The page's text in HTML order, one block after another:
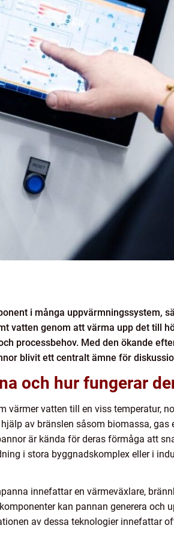
i många uppvärmningssystem,
vatten genom att värma upp det till
processbehov. Med den ökande
blivit ett centralt ämne för
och hur fungerar
värmer vatten till en viss temperatur,
av bränslen såsom biomassa,
är kända för deras förmåga att
i stora byggnadskomplex eller i
innefattar en värmeväxlare,
kan pannan generera
av dessa teknologier innefattar